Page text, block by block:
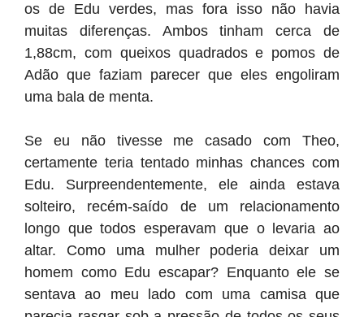
os de Edu verdes, mas fora isso não havia
muitas diferenças. Ambos tinham cerca de
1,88cm, com queixos quadrados e pomos de
Adão que faziam parecer que eles engoliram
uma bala de menta.
Se eu não tivesse me casado com Theo,
certamente teria tentado minhas chances com
Edu. Surpreendentemente, ele ainda estava
solteiro, recém-saído de um relacionamento
longo que todos esperavam que o levaria ao
altar. Como uma mulher poderia deixar um
homem como Edu escapar? Enquanto ele se
sentava ao meu lado com uma camisa que